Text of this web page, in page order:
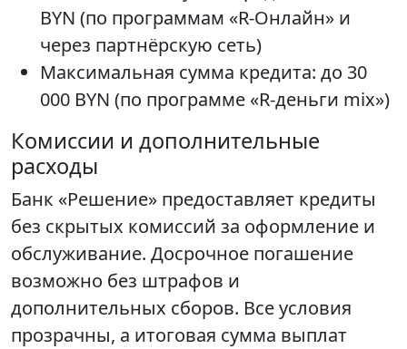
BYN (по программам «R-Онлайн» и
через партнёрскую сеть)
Максимальная сумма кредита: до 30
000 BYN (по программе «R-деньги mix»)
Комиссии и дополнительные
расходы
Банк «Решение» предоставляет кредиты
без скрытых комиссий за оформление и
обслуживание. Досрочное погашение
возможно без штрафов и
дополнительных сборов. Все условия
прозрачны, а итоговая сумма выплат